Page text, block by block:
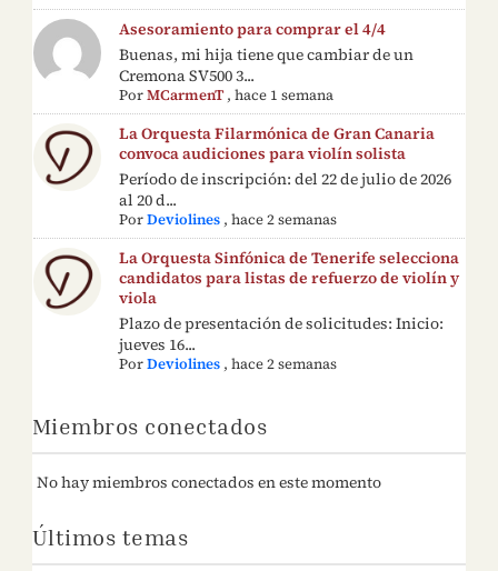
Asesoramiento para comprar el 4/4
Buenas, mi hija tiene que cambiar de un
Cremona SV500 3...
PorMCarmenT,hace 1 semana
La Orquesta Filarmónica de Gran Canaria
convoca audiciones para violín solista
Período de inscripción: del 22 de julio de 2026
al 20 d...
PorDeviolines ,hace 2 semanas
La Orquesta Sinfónica de Tenerife selecciona
candidatos para listas de refuerzo de violín y
viola
Plazo de presentación de solicitudes: Inicio:
jueves 16...
PorDeviolines ,hace 2 semanas
Miembros conectados
No hay miembros conectados en este momento
Últimos temas